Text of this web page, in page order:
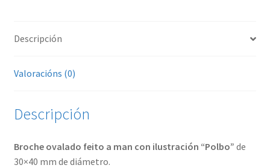
Descripción
Valoracións (0)
Descripción
Broche ovalado feito a man con ilustración “Polbo” de
30×40 mm de diámetro.